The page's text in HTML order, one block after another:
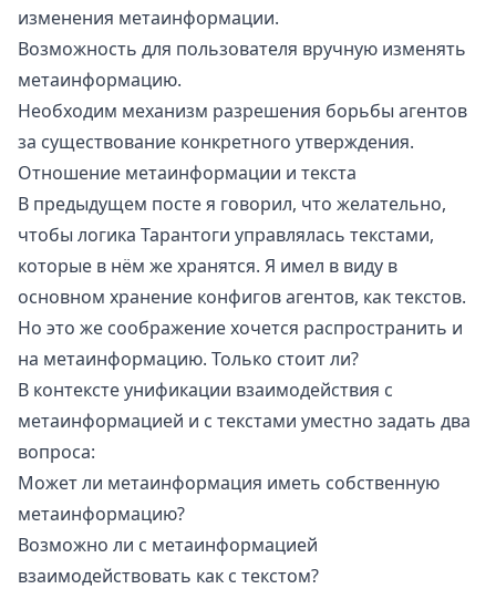
изменения метаинформации.
Возможность для пользователя вручную изменять
метаинформацию.
Необходим механизм разрешения борьбы агентов
за существование конкретного утверждения.
Отношение метаинформации и текста
В предыдущем посте я говорил, что желательно,
чтобы логика Тарантоги управлялась текстами,
которые в нём же хранятся. Я имел в виду в
основном хранение конфигов агентов, как текстов.
Но это же соображение хочется распространить и
на метаинформацию. Только стоит ли?
В контексте унификации взаимодействия с
метаинформацией и с текстами уместно задать два
вопроса:
Может ли метаинформация иметь собственную
метаинформацию?
Возможно ли с метаинформацией
взаимодействовать как с текстом?